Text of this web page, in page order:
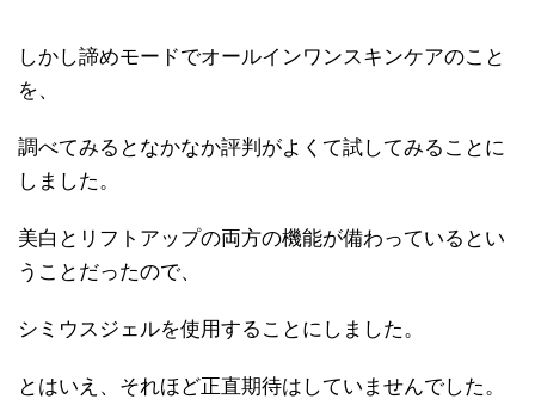
しかし諦めモードでオールインワンスキンケアのこと
を、
調べてみるとなかなか評判がよくて試してみることに
しました。
美白とリフトアップの両方の機能が備わっているとい
うことだったので、
シミウスジェルを使用することにしました。
とはいえ、それほど正直期待はしていませんでした。